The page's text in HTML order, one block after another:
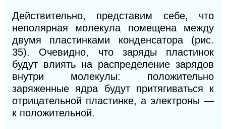
Действительно, представим себе, что
неполярная молекула помещена между
двумя пластинками конденсатора (рис.
35). Очевидно, что заряды пластинок
будут влиять на распределение зарядов
внутри молекулы: положительно
заряженные ядра будут притягиваться к
отрицательной пластинке, а электроны —
к положительной.